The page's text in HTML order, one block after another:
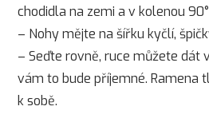
chodidla na zemi a v kolenou
– Nohy mějte na šířku kyčlí,
– Seďte rovně, ruce můžete dát
vám to bude příjemné. Ramena
k sobě.